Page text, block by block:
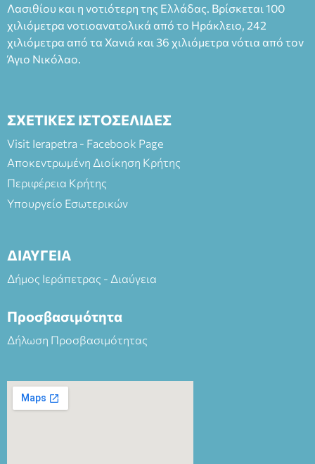
Λασιθίου και η νοτιότερη της Ελλάδας. Βρίσκεται 100
χιλιόμετρα νοτιοανατολικά από το Ηράκλειο, 242
χιλιόμετρα από τα Χανιά και 36 χιλιόμετρα νότια από τον
Άγιο Νικόλαο.
ΣΧΕΤΙΚΕΣ ΙΣΤΟΣΕΛΙΔΕΣ
Visit Ierapetra - Facebook Page
Αποκεντρωμένη Διοίκηση Κρήτης
Περιφέρεια Κρήτης
Υπουργείο Εσωτερικών
ΔΙΑΥΓΕΙΑ
Δήμος Ιεράπετρας - Διαύγεια
Προσβασιμότητα
Δήλωση Προσβασιμότητας